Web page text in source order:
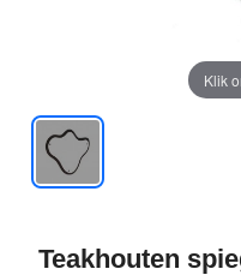
Klik
Teakhouten